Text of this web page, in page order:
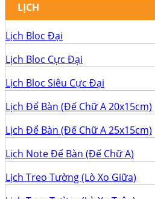
LỊCH
Lịch Bloc Đại
Lịch Bloc Cực Đại
Lịch Bloc Siêu Cực Đại
Lịch Để Bàn (Đế Chữ A 20x15cm)
Lịch Để Bàn (Đế Chữ A 25x15cm)
Lịch Note Để Bàn (Đế Chữ A)
Lịch Treo Tường (Lò Xo Giữa)